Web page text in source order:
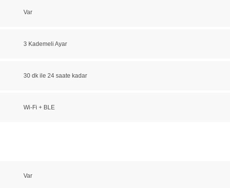
Var
3 Kademeli Ayar
30 dk ile 24 saate kadar
Wi-Fi + BLE
Var